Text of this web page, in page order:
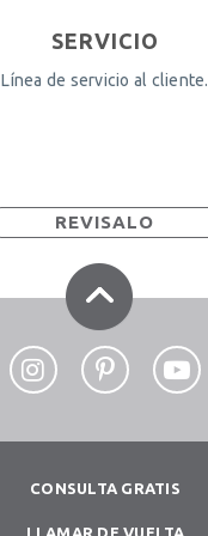
SERVICIO
Línea de servicio al cliente.
REVISALO
CONSULTA GRATIS
LLAMAR DE VUELTA